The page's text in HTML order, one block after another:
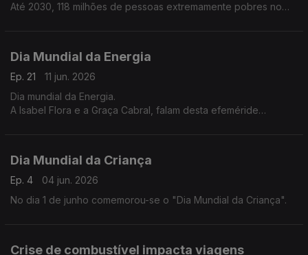
Até 2030, 118 milhões de pessoas extremamente pobres no
Dia Mundial da Energia
Ep. 21
11 jun. 2026
Dia mundial da Energia.
A Isabel Flora e a Graça Cabral, falam desta efeméride
Dia Mundial da Criança
Ep. 4
04 jun. 2026
No dia 1 de junho comemorou-se o "Dia Mundial da Criança".
Crise de combustível impacta viagens